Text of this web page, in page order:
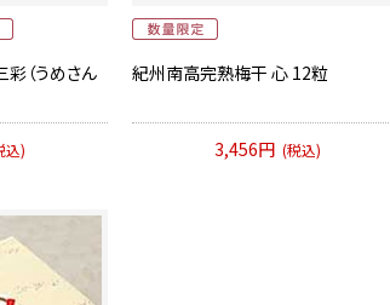
（うめさん
込)
紀州南高完熟梅干 心 12粒
3,456円 (税込)